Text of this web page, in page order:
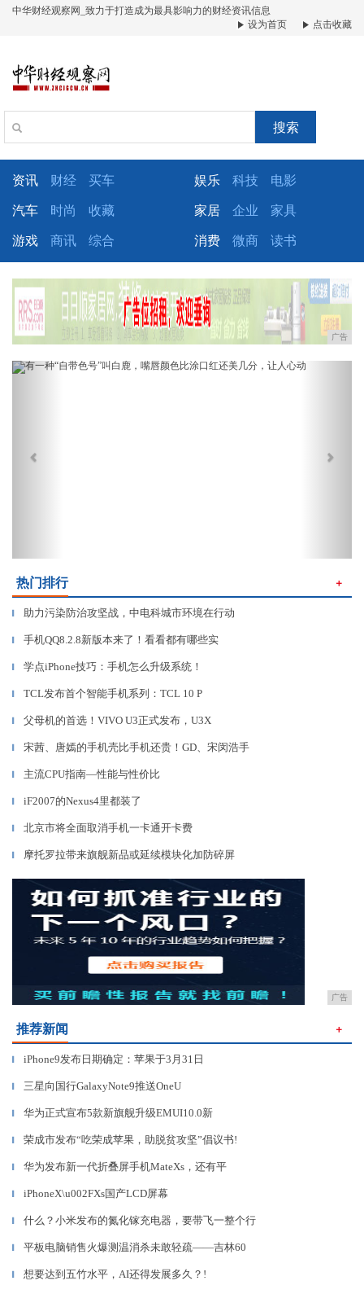
中华财经观察网_致力于打造成为最具影响力的财经资讯信息
设为首页
点击收藏
搜索
资讯 财经 买车 娱乐 科技 电影
汽车 时尚 收藏 家居 企业 家具
游戏 商讯 综合 消费 微商 读书
广告
Previous
热门排行 ＋
▎ 助力污染防治攻坚战，中电科城市环境在行动
▎ 手机QQ8.2.8新版本来了！看看都有哪些实
▎ 学点iPhone技巧：手机怎么升级系统！
▎ TCL发布首个智能手机系列：TCL 10 P
▎ 父母机的首选！VIVO U3正式发布，U3X
▎ 宋茜、唐嫣的手机壳比手机还贵！GD、宋闵浩手
▎ 主流CPU指南—性能与性价比
▎ iF2007的Nexus4里都装了
▎ 北京市将全面取消手机一卡通开卡费
▎ 摩托罗拉带来旗舰新品或延续模块化加防碎屏
广告
推荐新闻 ＋
▎ iPhone9发布日期确定：苹果于3月31日
▎ 三星向国行GalaxyNote9推送OneU
▎ 华为正式宣布5款新旗舰升级EMUI10.0新
▎ 荣成市发布“吃荣成苹果，助脱贫攻坚”倡议书!
▎ 华为发布新一代折叠屏手机MateXs，还有平
▎ iPhoneX\u002FXs国产LCD屏幕
▎ 什么？小米发布的氮化镓充电器，要带飞一整个行
▎ 平板电脑销售火爆测温消杀未敢轻疏——吉林60
▎ 想要达到五竹水平，AI还得发展多久？!